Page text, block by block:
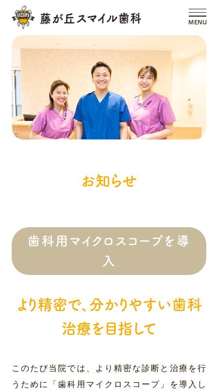
MENU
お知らせ
歯科用マイクロスコープを導
入
より精密で、分かりやすい歯科
治療を目指して
このたび当院では、より精密な診断と治療を行
うために「歯科用マイクロスコープ」を導入し